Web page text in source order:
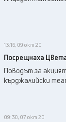
13:16, 09 окт 20
Посрещнаха
Поводът за
кърджалийски
09:30, 07 окт 20